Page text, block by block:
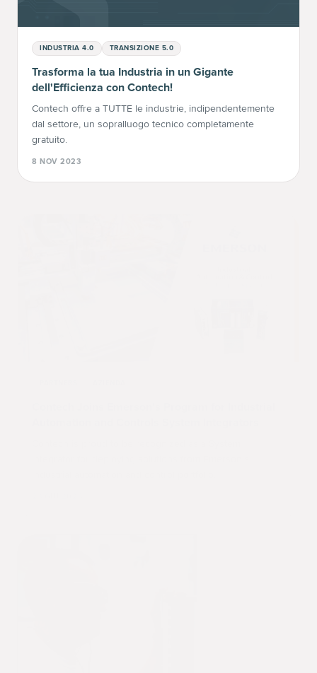
INDUSTRIA 4.0 TRANSIZIONE 5.0
Trasforma la tua Industria in un Gigante
dell'Efficienza con Contech!
Contech offre a TUTTE le industrie, indipendentemente
dal settore, un sopralluogo tecnico completamente
gratuito.
8 NOV 2023